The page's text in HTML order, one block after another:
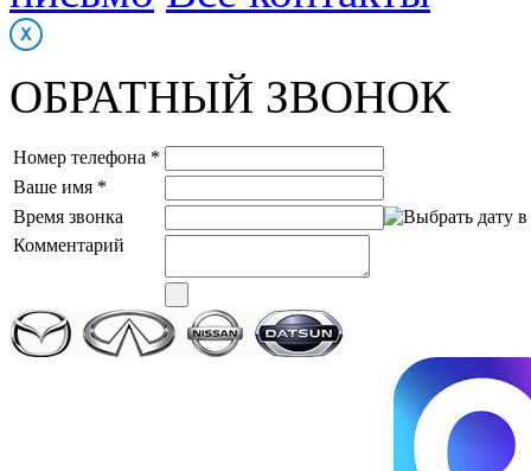
ОБРАТНЫЙ ЗВОНОК
Номер телефона *
Ваше имя *
Время звонка
Комментарий